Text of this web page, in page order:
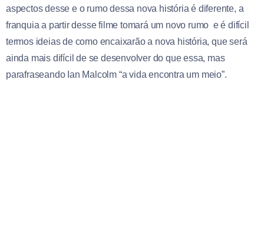
aspectos desse e o rumo dessa nova história é diferente, a
franquia a partir desse filme tomará um novo rumo e é difícil
termos ideias de como encaixarão a nova história, que será
ainda mais difícil de se desenvolver do que essa, mas
parafraseando Ian Malcolm “a vida encontra um meio”.